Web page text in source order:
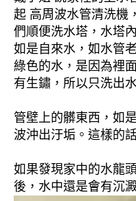
起 高周波水管清洗機
們順便洗水塔，水塔
如是自來水，如水管
綠色的水，是因為裡
有生鏽，所以只洗出
管壁上的髒東西，如
波沖出汙垢。這樣的
如果發現家中的水龍
後，水中還是會有沉